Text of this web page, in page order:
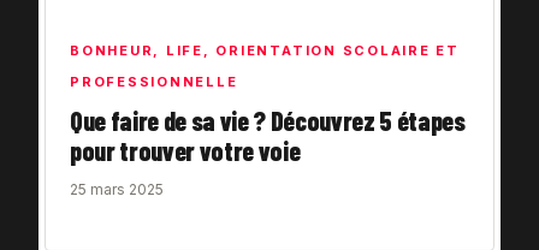
BONHEUR LIFE
ORIENTATION SCOLAIRE ET
PROFESSIONNELLE
Que faire de sa vie ? Découvrez 5 étapes
pour trouver votre voie
25 mars 2025